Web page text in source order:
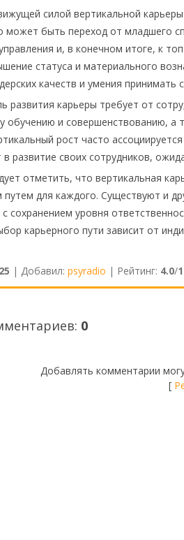
силой вертикальной карьеры
может быть переход от младшего
и, в конечном итоге, к
статуса и материального
качеств и умения принимать
развития карьеры требует от
обучению и совершенствованию, а
рост часто
в развитие своих сотрудников,
отметить, что вертикальная
для каждого. Существуют и
сохранением уровня
карьерного пути зависит от
25 | Добавил: psyradio | Рейтинг: 4.0/1
: 0
Добавлять комментарии
[